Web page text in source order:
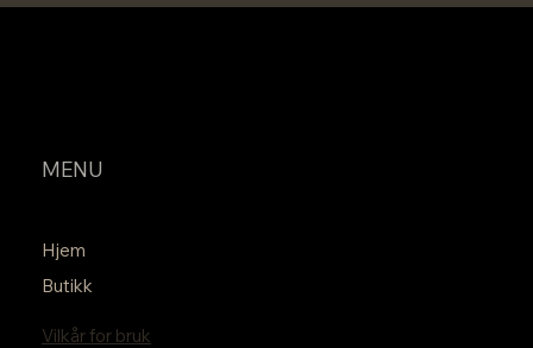
MENU
Hjem
Butikk
Vilkår for bruk